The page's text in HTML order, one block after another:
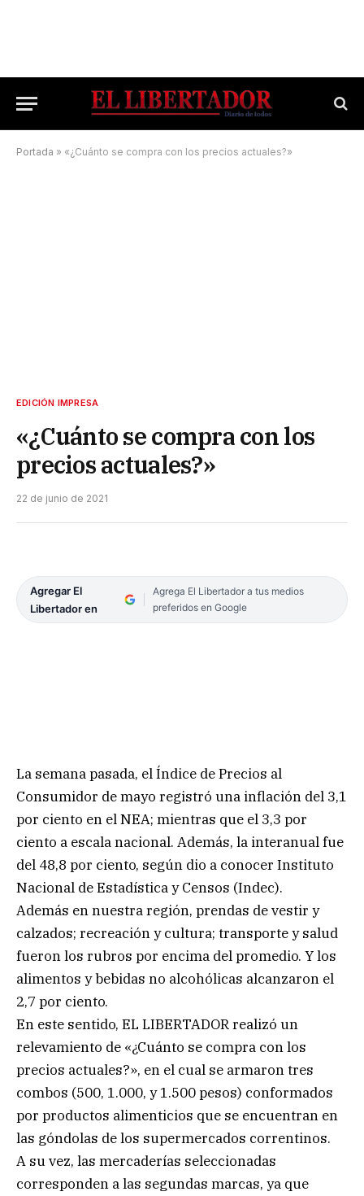
Portada » «¿Cuánto se compra con los precios actuales?»
EDICIÓN IMPRESA
«¿Cuánto se compra con los
precios actuales?»
22 de junio de 2021
Agregar El
Libertador en
Agrega El Libertador a tus medios
preferidos en Google
La semana pasada, el Índice de Precios al
Consumidor de mayo registró una inflación del 3,1
por ciento en el NEA; mientras que el 3,3 por
ciento a escala nacional. Además, la interanual fue
del 48,8 por ciento, según dio a conocer Instituto
Nacional de Estadística y Censos (Indec).
Además en nuestra región, prendas de vestir y
calzados; recreación y cultura; transporte y salud
fueron los rubros por encima del promedio. Y los
alimentos y bebidas no alcohólicas alcanzaron el
2,7 por ciento.
En este sentido, EL LIBERTADOR realizó un
relevamiento de «¿Cuánto se compra con los
precios actuales?», en el cual se armaron tres
combos (500, 1.000, y 1.500 pesos) conformados
por productos alimenticios que se encuentran en
las góndolas de los supermercados correntinos.
A su vez, las mercaderías seleccionadas
corresponden a las segundas marcas, ya que